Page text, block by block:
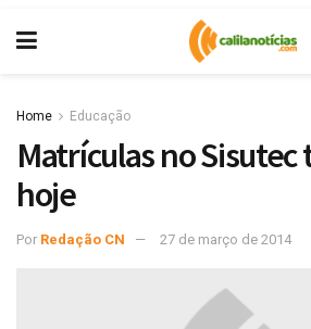
Home Educação
Matrículas no
hoje
Por Redação CN 27 de março de 2014